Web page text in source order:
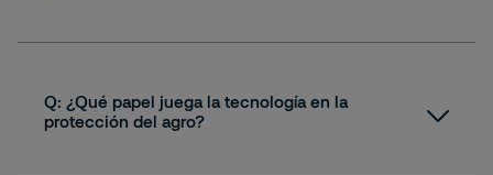
RIC
A:
Q: ¿Qué papel juega la tecnología en la
protección del agro?